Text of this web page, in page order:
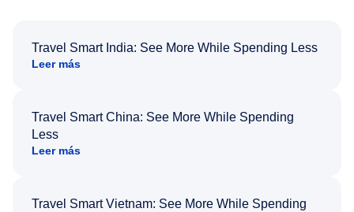
Travel Smart India: See More While Spending Less
Leer más
Travel Smart China: See More While Spending
Less
Leer más
Travel Smart Vietnam: See More While Spending